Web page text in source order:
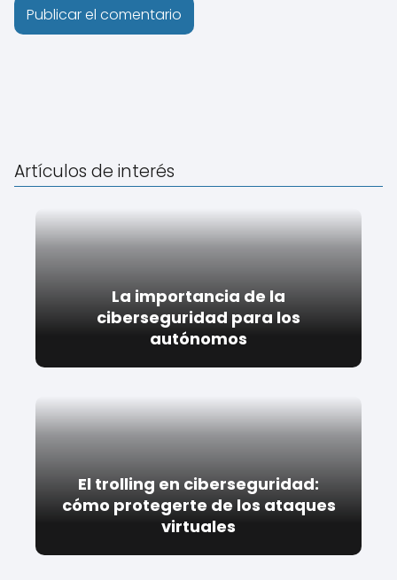
Artículos de interés
La importancia de la
ciberseguridad para los
autónomos
El trolling en ciberseguridad:
cómo protegerte de los ataques
virtuales